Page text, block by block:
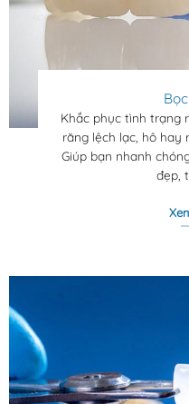
Khắc phục tình trạng
răng lệch lạc, hô hay
Giúp bạn nhanh
đẹp,